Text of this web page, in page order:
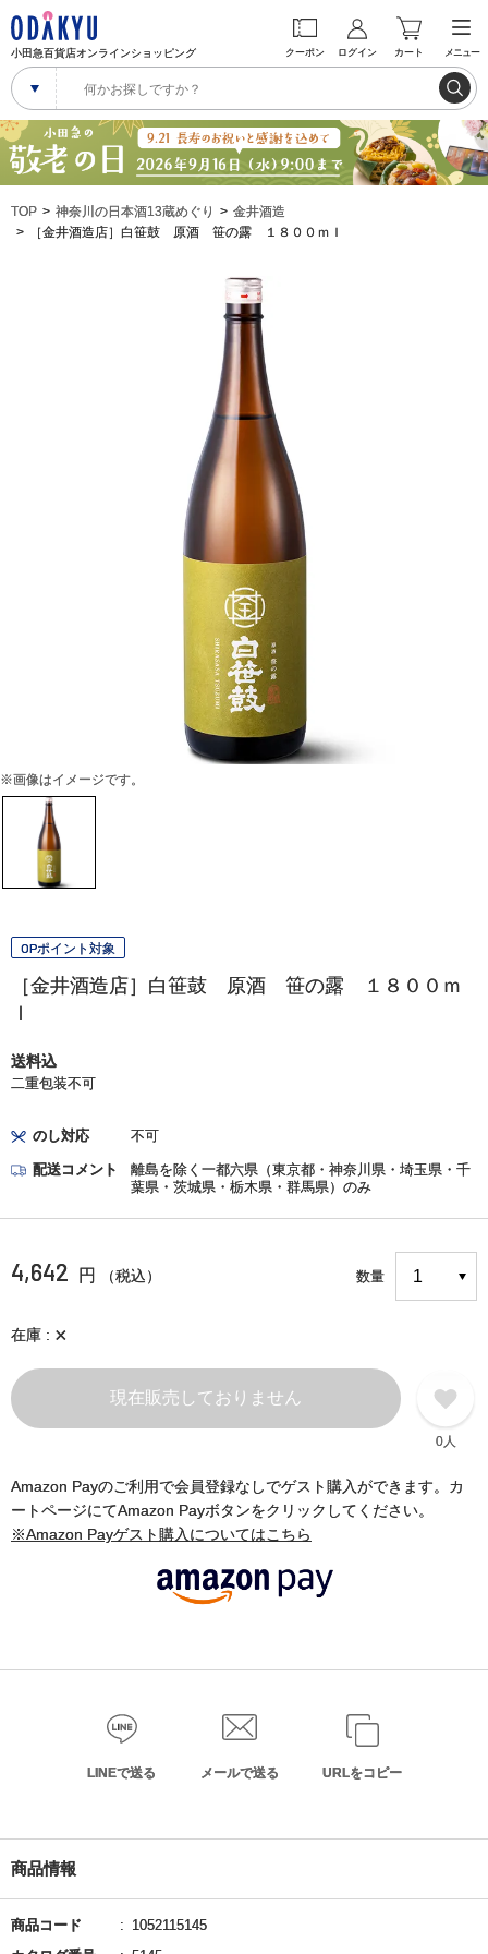
小田急百貨店オンラインショッピング クーポン ログイン カート メニュー
TOP 神奈川の日本酒13蔵めぐり
金井酒造
［金井酒造店］白笹鼓 原酒 笹の露 １８００ｍｌ
※画像はイメージです。
OPポイント対象
［金井酒造店］白笹鼓 原酒 笹の露 １８００ｍ
ｌ
送料込
二重包装不可
のし対応 不可
配送コメント
離島を除く一都六県（東京都・神奈川県・埼玉県・千
葉県・茨城県・栃木県・群馬県）のみ
4,642 円 （税込） 数量
在庫 ×
現在販売しておりません
0人
Amazon Payのご利用で会員登録なしでゲスト購入ができます。カ
ートページにてAmazon Payボタンをクリックしてください。
※Amazon Payゲスト購入についてはこちら
LINEで送る メールで送る URLをコピー
商品情報
商品コード
1052115145